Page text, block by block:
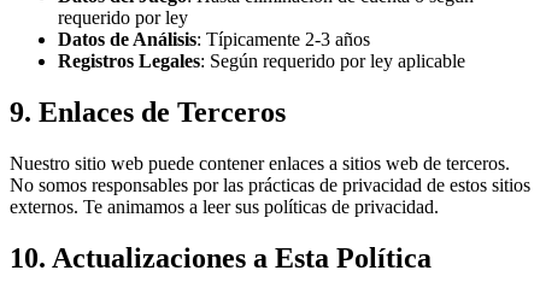
requerido por ley
Datos de Análisis: Típicamente 2-3 años
Registros Legales: Según requerido por ley aplicable
9. Enlaces de Terceros
Nuestro sitio web puede contener enlaces a sitios web de terceros.
No somos responsables por las prácticas de privacidad de estos sitios
externos. Te animamos a leer sus políticas de privacidad.
10. Actualizaciones a Esta Política